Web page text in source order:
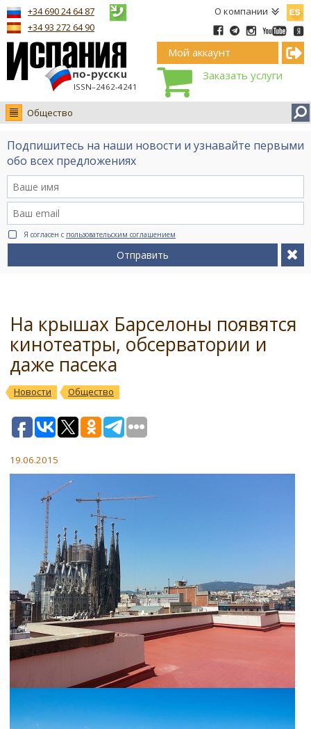
О компании
ISSN–2462-4241
+34 690 24 64 87
+34 93 272 64 90
Мой аккаунт
Заказать услуги
Общество
Новости
Интервью
Видео Ruso.TV
BCN life
Сервис на немецком
Подпишитесь на наши новости и узнавайте первыми
обо всех предложениях
Я согласен с пользовательским соглашением
Отправить
На крышах Барселоны появятся
кинотеатры, обсерватории и
даже пасека
Новости Общество
19.06.2015